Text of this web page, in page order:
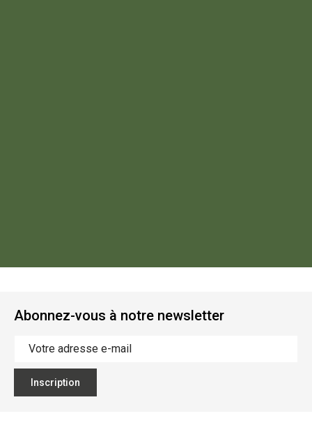
Abonnez-vous à notre newsletter
Inscription